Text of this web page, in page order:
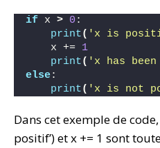
if x > 0 :
print( 'x is
    x +=
1
print( 'x has
else:
print( 'x is not
Dans cet exemple de
positif’) et x += 1 sont